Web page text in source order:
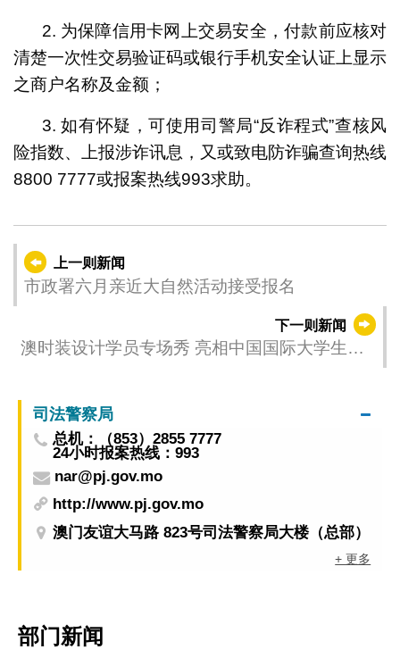
2. 为保障信用卡网上交易安全，付款前应核对
清楚一次性交易验证码或银行手机安全认证上显示
之商户名称及金额；
3. 如有怀疑，可使用司警局“反诈程式”查核风
险指数、上报涉诈讯息，又或致电防诈骗查询热线
8800 7777或报案热线993求助。
上一则新闻
市政署六月亲近大自然活动接受报名
下一则新闻
澳时装设计学员专场秀 亮相中国国际大学生时
司法警察局
总机：（853）2855 7777
24小时报案热线：993
nar@pj.gov.mo
http://www.pj.gov.mo
澳门友谊大马路 823号司法警察局大楼（总部）
+ 更多
部门新闻